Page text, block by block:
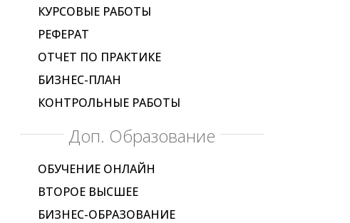
КУРСОВЫЕ РАБОТЫ
РЕФЕРАТ
ОТЧЕТ ПО ПРАКТИКЕ
БИЗНЕС-ПЛАН
КОНТРОЛЬНЫЕ РАБОТЫ
Доп. Образование
ОБУЧЕНИЕ ОНЛАЙН
ВТОРОЕ ВЫСШЕЕ
БИЗНЕС-ОБРАЗОВАНИЕ